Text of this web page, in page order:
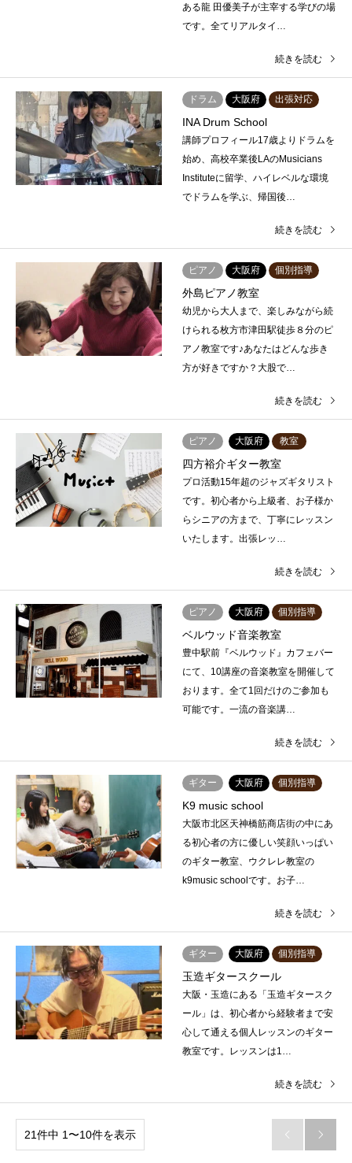
ある龍 田優美子が主宰する学びの場
です。全てリアルタイ…
続きを読む
ドラム 大阪府 出張対応
INA Drum School
講師プロフィール17歳よりドラムを
始め、高校卒業後LAのMusicians
Instituteに留学、ハイレベルな環境
でドラムを学ぶ、帰国後…
続きを読む
ピアノ 大阪府 個別指導
外島ピアノ教室
幼児から大人まで、楽しみながら続
けられる枚方市津田駅徒歩８分のピ
アノ教室です♪あなたはどんな歩き
方が好きですか？大股で…
続きを読む
ピアノ 大阪府 教室
四方裕介ギター教室
プロ活動15年超のジャズギタリスト
です。初心者から上級者、お子様か
らシニアの方まで、丁寧にレッスン
いたします。出張レッ…
続きを読む
ピアノ 大阪府 個別指導
ベルウッド音楽教室
豊中駅前『ベルウッド』カフェバー
にて、10講座の音楽教室を開催して
おります。全て1回だけのご参加も
可能です。一流の音楽講…
続きを読む
ギター 大阪府 個別指導
K9 music school
大阪市北区天神橋筋商店街の中にあ
る初心者の方に優しい笑顔いっぱい
のギター教室、ウクレレ教室の
k9music schoolです。お子…
続きを読む
ギター 大阪府 個別指導
玉造ギタースクール
大阪・玉造にある「玉造ギタースク
ール」は、初心者から経験者まで安
心して通える個人レッスンのギター
教室です。レッスンは1…
続きを読む
21件中 1〜10件を表示  